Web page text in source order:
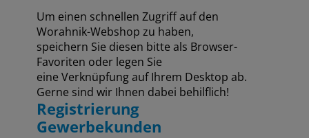
Um einen schnellen Zugriff auf den
Worahnik-Webshop zu haben,
speichern Sie diesen bitte als Browser-
Favoriten oder legen Sie
eine Verknüpfung auf Ihrem Desktop ab.
Gerne sind wir Ihnen dabei behilflich!
Registrierung
Gewerbekunden